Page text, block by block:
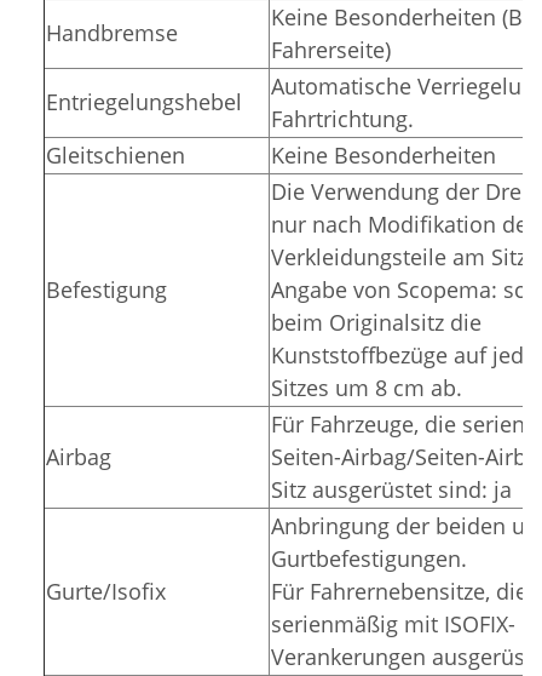
Handbremse
Keine Besonderheiten
Fahrerseite)
Entriegelungshebel
Automatische
Fahrtrichtung.
Gleitschienen
Keine Besonderheiten
Befestigung
Die Verwendung der
nur nach Modifikation der
Verkleidungsteile am Sitz
Angabe von Scopema:
beim Originalsitz die
Kunststoffbezüge auf
Sitzes um 8 cm ab.
Airbag
Für Fahrzeuge, die
Seiten-Airbag/Seiten-
Sitz ausgerüstet sind: ja
Gurte/Isofix
Anbringung der beiden
Gurtbefestigungen.
Für Fahrernebensitze, die
serienmäßig mit ISOFIX-
Verankerungen